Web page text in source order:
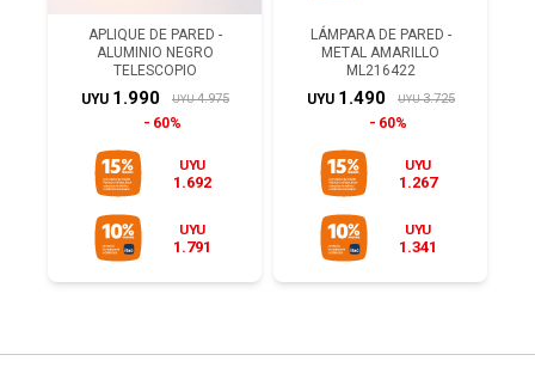
APLIQUE DE PARED -
ALUMINIO NEGRO
TELESCOPIO
UYU 1.990 UYU 4.975
60%
UYU
1.692
UYU
1.791
LÁMPARA DE PARED -
METAL AMARILLO
ML216422
UYU 1.490 UYU 3.725
60%
UYU
1.267
UYU
1.341